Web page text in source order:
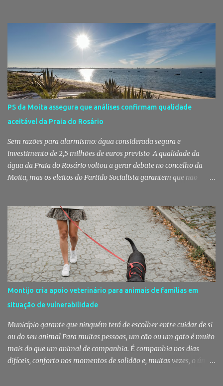
fruta, das ervas e do pão acabado de cozer. Há 150 anos que esta
rotina se repete no Mercado do Livramento, um espaço que
continua a ser muito mais do que um mercado: é um dos maiores
símbolos da identidade setubalense. Mercado celebrou 150 anos
no último dia de Julho Foi considerado pela revista norte-
americana USA Today um dos melhores mercados de peixe do
mundo. Mas, para os setubalenses, o Mercado do Livramento vale
muito mais do que qualquer distinção internacional. O Mercado do
Livramento assinalou, no dia 31 de Julho, os 150 anos de existência
com uma cerimónia comemorativa na qual a Câmara Municipal
de Setúbal desta...
PS da Moita assegura que análises confirmam qualidade
aceitável da Praia do Rosário
Sem razões para alarmismo: água considerada segura e
investimento de 2,5 milhões de euros previsto A qualidade da
água da Praia do Rosário voltou a gerar debate no concelho da
Moita, mas os eleitos do Partido Socialista garantem que não
classificação de "Qualidade Aceitável", - posição validada pela a
Agência Portuguesa do Ambiente a 29 de Julho - acusam
algumas informações de criarem preocupações injustificadas e
reforçam que a valorização daquele espaço passa por um
investimento de cerca de 2,5 milhões de euros previsto pela
Câmara Municipal. A praia é um dos espaços naturais mais
emblemáticos da Moita A reação surge depois de terem sido
divulgadas informações que levantaram dúvidas sobre as
condições da Praia do Rosário, levando os eleitos do Partido
Socialista na Câmara Municipal e Assembleia Municipal da Moita,
bem como na União das Freguesias de Gaio-R...
Montijo cria apoio veterinário para animais de famílias em
situação de vulnerabilidade
Município garante que ninguém terá de escolher entre cuidar de si
ou do seu animal Para muitas pessoas, um cão ou um gato é muito
mais do que um animal de companhia. É companhia nos dias
difíceis, conforto nos momentos de solidão e, muitas vezes, o único